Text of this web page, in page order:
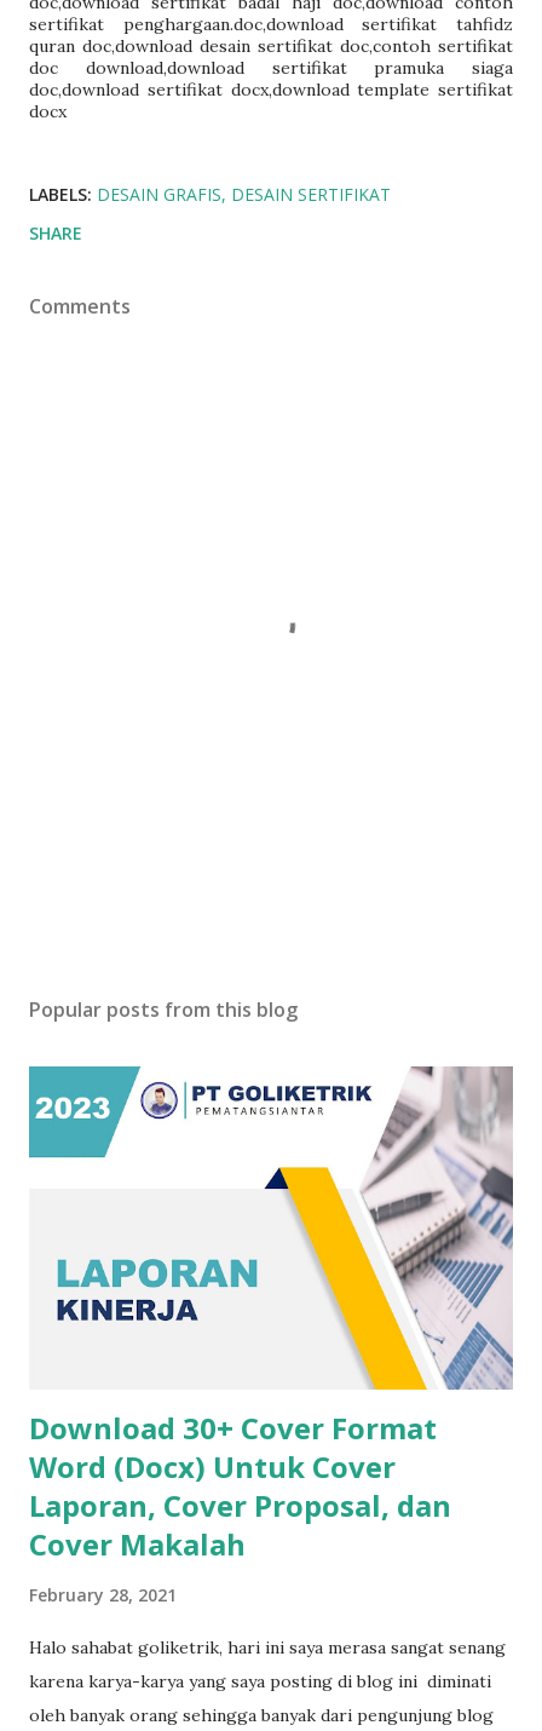
sertifikat penghargaan.doc,download sertifikat tahfidz
quran doc,download desain sertifikat doc,contoh sertifikat
doc download,download sertifikat pramuka siaga
doc,download sertifikat docx,download template sertifikat
docx
LABELS: DESAIN GRAFIS DESAIN SERTIFIKAT
SHARE
Comments
Popular posts from this blog
Download 30+ Cover Format
Word (Docx) Untuk Cover
Laporan, Cover Proposal, dan
Cover Makalah
February 28, 2021
Halo sahabat goliketrik, hari ini saya merasa sangat senang
karena karya-karya yang saya posting di blog ini diminati
oleh banyak orang sehingga banyak dari pengunjung blog